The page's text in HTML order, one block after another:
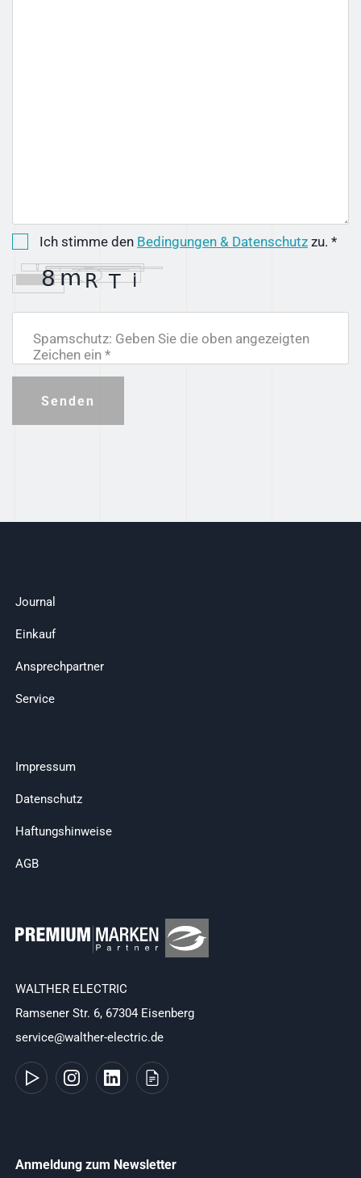
Ich stimme den Bedingungen & Datenschutz zu. *
Spamschutz: Geben Sie die oben angezeigten
Zeichen ein *
Senden
Journal
Einkauf
Ansprechpartner
Service
Impressum
Datenschutz
Haftungshinweise
AGB
WALTHER ELECTRIC
Ramsener Str. 6, 67304 Eisenberg
service@walther-electric.de
Anmeldung zum Newsletter